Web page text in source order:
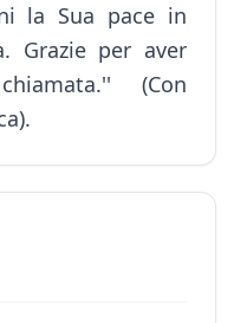
la Sua pace in
Grazie per aver
(Con